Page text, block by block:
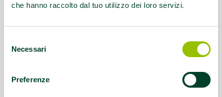
che hanno raccolto dal tuo utilizzo dei loro servizi.
delNecessari
Preferenze